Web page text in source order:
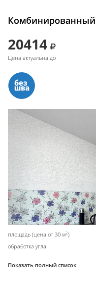
Комбинированный
20414
Цена актуальна до
площадь (цена от 30 м2)
обработка угла
Показать полный список